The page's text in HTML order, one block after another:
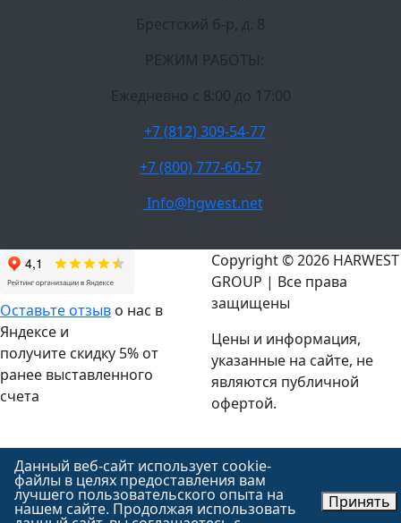
Брестский б-р, д. 8
РЕЖИМ РАБОТЫ:
Ежедневно c 8:00 до 17:00
+7 (812) 309-54-77
+7 (800) 777-60-57
Info@hgwest.net
Оставьте отзыв о нас в
Яндексе и
получите скидку 5% от
ранее выставленного
счета
Copyright © 2026 HARWEST
GROUP | Все права
защищены
Цены и информация,
указанные на сайте, не
являются публичной
офертой.
Данный веб-сайт использует cookie-
файлы в целях предоставления вам
лучшего пользовательского опыта на
нашем сайте. Продолжая использовать Принять